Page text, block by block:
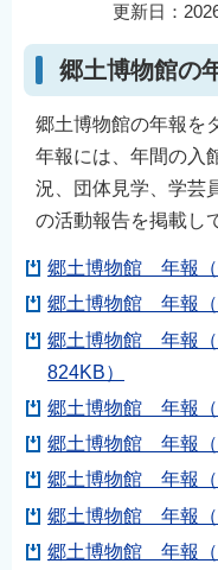
ら
更新日：
郷土博物館の
郷土博物館の年報を
年報には、年間の入
況、団体見学、学芸
の活動報告を掲載し
郷土博物館 年報（
郷土博物館 年報（
郷土博物館 年報（
824KB）
郷土博物館 年報（
郷土博物館 年報（
郷土博物館 年報（
郷土博物館 年報（
郷土博物館 年報（